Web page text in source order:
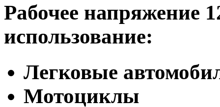
Рабочее напряжение
использование:
Легковые
Мотоциклы